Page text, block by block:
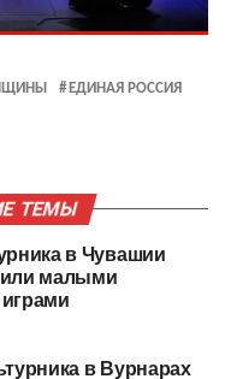
ЕДИНАЯ РОССИЯ
ТЕМЫ
в Чувашии
малыми
в Вурнарах